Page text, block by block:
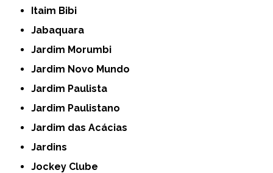
Itaim Bibi
Jabaquara
Jardim Morumbi
Jardim Novo Mundo
Jardim Paulista
Jardim Paulistano
Jardim das Acácias
Jardins
Jockey Clube